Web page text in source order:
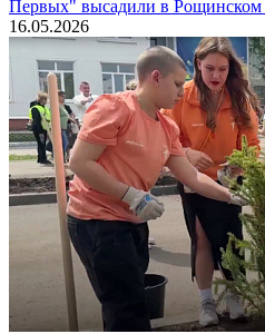
Первых" высадили в
16.05.2026